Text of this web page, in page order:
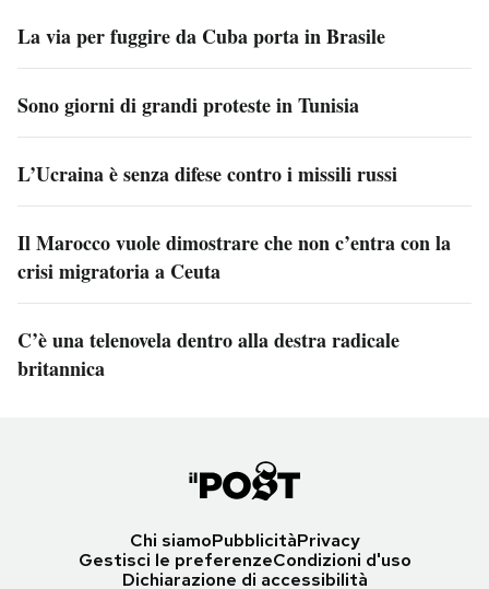
La via per fuggire da Cuba porta in Brasile
Sono giorni di grandi proteste in Tunisia
L’Ucraina è senza difese contro i missili russi
Il Marocco vuole dimostrare che non c’entra con la
crisi migratoria a Ceuta
C’è una telenovela dentro alla destra radicale
britannica
Chi siamoPubblicitàPrivacy
Gestisci le preferenzeCondizioni d'uso
Dichiarazione di accessibilità